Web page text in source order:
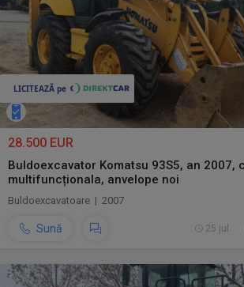
28.500 EUR
Buldoexcavator Komatsu 93S5, an 2007,
multifuncționala, anvelope noi
Buldoexcavatoare | 2007
Sună 25 jul.